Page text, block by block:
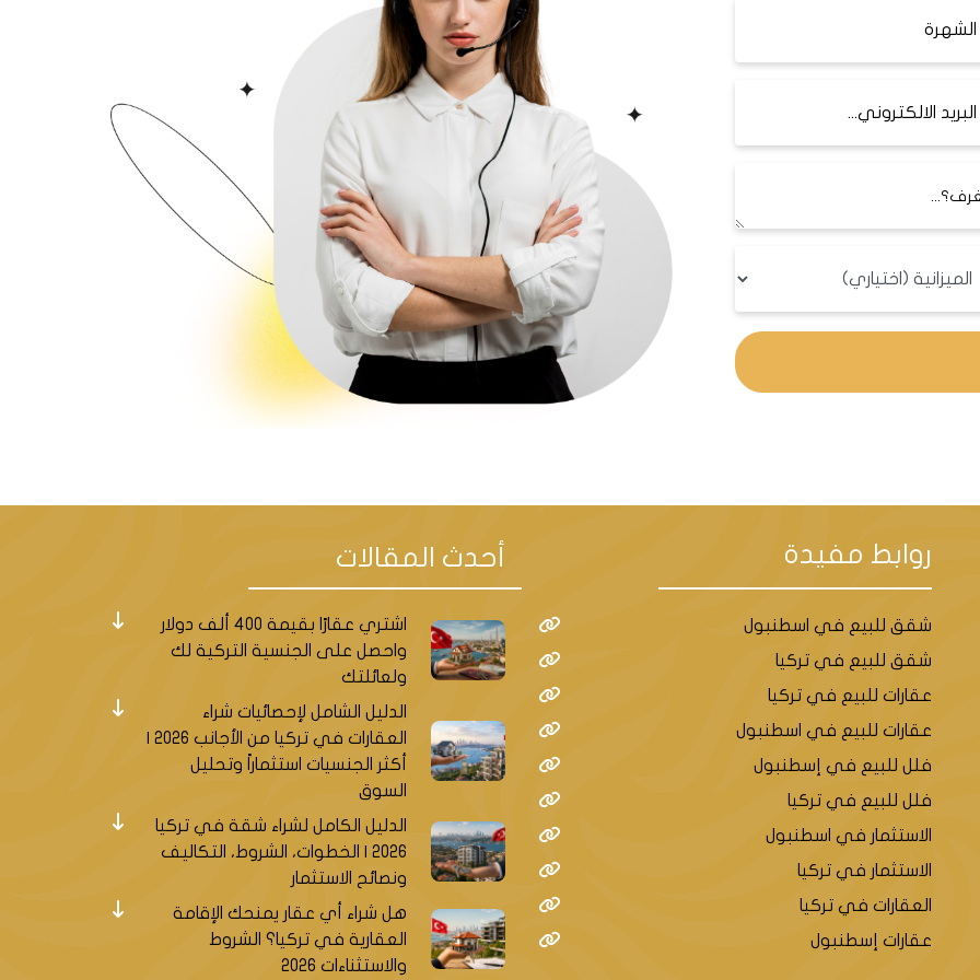
روابط مفيدة
شقق للبيع في اسطنبول
شقق للبيع في تركيا
عقارات للبيع في تركيا
عقارات للبيع في اسطنبول
فلل للبيع في إسطنبول
فلل للبيع في تركيا
الاستثمار في اسطنبول
الاستثمار في تركيا
العقارات في تركيا
عقارات إسطنبول
أحدث المقالات
اشتري عقارًا بقيمة 400 ألف دولار
واحصل على الجنسية التركية لك
ولعائلتك
الدليل الشامل لإحصائيات شراء
العقارات في تركيا من الأجانب 2026 |
أكثر الجنسيات استثماراً وتحليل
السوق
الدليل الكامل لشراء شقة في تركيا
2026 | الخطوات، الشروط، التكاليف
ونصائح الاستثمار
هل شراء أي عقار يمنحك الإقامة
العقارية في تركيا؟ الشروط
والاستثناءات 2026